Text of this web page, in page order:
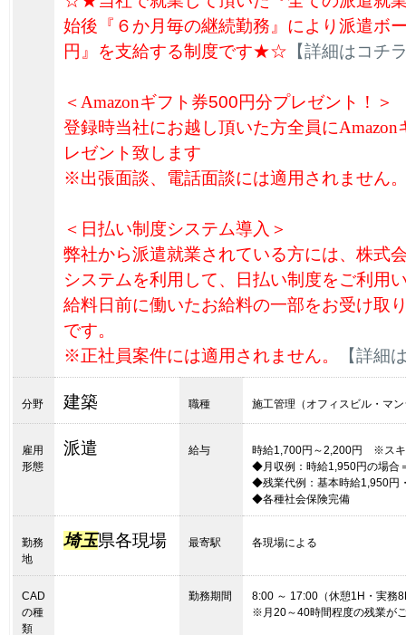
始後『６か月毎の継続勤務』により派遣ボ
円』を支給する制度です★☆ 【詳細はコチ
＜ Amazonギフト券500円分プレゼント！＞
登録時当社にお越し頂いた方全員にAmazon
レゼント致します
※出張面談、電話面談には適用されません
＜日払い制度システム導入＞
弊社から派遣就業されている方には、株式
システムを利用して、日払い制度をご利用
給料日前に働いたお給料の一部をお受け取
です。
※正社員案件には適用されません。
【詳細
分野 建築 職種 施工管理（オフィスビル・マ
雇用
形態
派遣 給与
時給1,700円～2,200円 ※スキ
◆月収例：時給1,950円の場合
◆残業代例：基本時給1,950円
◆各種社会保険完備
勤務
地
埼玉県各現場 最寄駅 各現場による
CAD
の種
類
勤務期間
8:00 ～ 17:00（休憩1H・実務
※月20～40時間程度の残業が